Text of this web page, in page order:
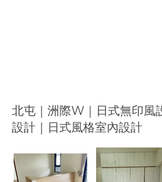
北屯｜洲際W｜日式無印風
設計｜日式風格室內設計